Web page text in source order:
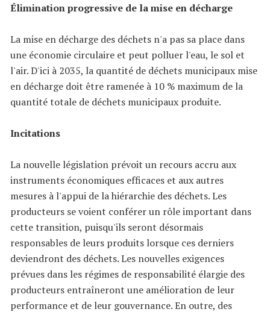
Élimination progressive de la mise en décharge
La mise en décharge des déchets n'a pas sa place dans
une économie circulaire et peut polluer l'eau, le sol et
l'air. D'ici à 2035, la quantité de déchets municipaux mise
en décharge doit être ramenée à 10 % maximum de la
quantité totale de déchets municipaux produite.
Incitations
La nouvelle législation prévoit un recours accru aux
instruments économiques efficaces et aux autres
mesures à l'appui de la hiérarchie des déchets. Les
producteurs se voient conférer un rôle important dans
cette transition, puisqu'ils seront désormais
responsables de leurs produits lorsque ces derniers
deviendront des déchets. Les nouvelles exigences
prévues dans les régimes de responsabilité élargie des
producteurs entraîneront une amélioration de leur
performance et de leur gouvernance. En outre, des